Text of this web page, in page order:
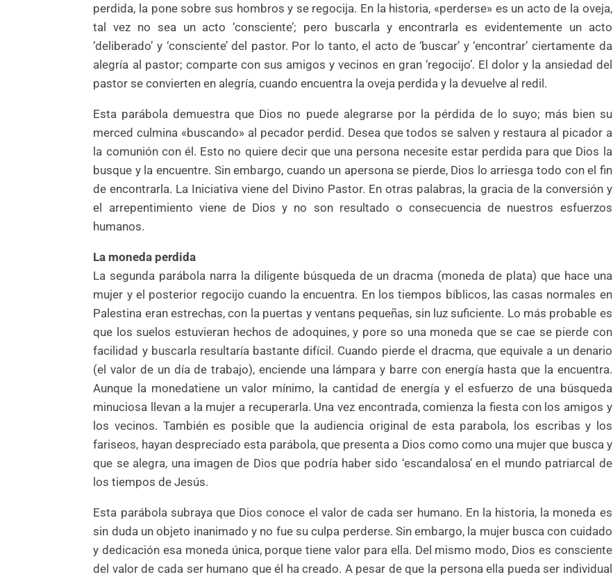
perdida, la pone sobre sus hombros y se regocija. En la historia, «perderse» es un acto de la oveja,
tal vez no sea un acto ‘consciente’; pero buscarla y encontrarla es evidentemente un acto
‘deliberado’ y ‘consciente’ del pastor. Por lo tanto, el acto de ‘buscar’ y ‘encontrar’ ciertamente da
alegría al pastor; comparte con sus amigos y vecinos en gran ‘regocijo’. El dolor y la ansiedad del
pastor se convierten en alegría, cuando encuentra la oveja perdida y la devuelve al redil.
Esta parábola demuestra que Dios no puede alegrarse por la pérdida de lo suyo; más bien su
merced culmina «buscando» al pecador perdid. Desea que todos se salven y restaura al picador a
la comunión con él. Esto no quiere decir que una persona necesite estar perdida para que Dios la
busque y la encuentre. Sin embargo, cuando un apersona se pierde, Dios lo arriesga todo con el fin
de encontrarla. La Iniciativa viene del Divino Pastor. En otras palabras, la gracia de la conversión y
el arrepentimiento viene de Dios y no son resultado o consecuencia de nuestros esfuerzos
humanos.
La moneda perdida
La segunda parábola narra la diligente búsqueda de un dracma (moneda de plata) que hace una
mujer y el posterior regocijo cuando la encuentra. En los tiempos bíblicos, las casas normales en
Palestina eran estrechas, con la puertas y ventans pequeñas, sin luz suficiente. Lo más probable es
que los suelos estuvieran hechos de adoquines, y pore so una moneda que se cae se pierde con
facilidad y buscarla resultaría bastante difícil. Cuando pierde el dracma, que equivale a un denario
(el valor de un día de trabajo), enciende una lámpara y barre con energía hasta que la encuentra.
Aunque la monedatiene un valor mínimo, la cantidad de energía y el esfuerzo de una búsqueda
minuciosa llevan a la mujer a recuperarla. Una vez encontrada, comienza la fiesta con los amigos y
los vecinos. También es posible que la audiencia original de esta parabola, los escribas y los
fariseos, hayan despreciado esta parábola, que presenta a Dios como como una mujer que busca y
que se alegra, una imagen de Dios que podría haber sido ‘escandalosa’ en el mundo patriarcal de
los tiempos de Jesús.
Esta parábola subraya que Dios conoce el valor de cada ser humano. En la historia, la moneda es
sin duda un objeto inanimado y no fue su culpa perderse. Sin embargo, la mujer busca con cuidado
y dedicación esa moneda única, porque tiene valor para ella. Del mismo modo, Dios es consciente
del valor de cada ser humano que él ha creado. A pesar de que la persona ella pueda ser individual